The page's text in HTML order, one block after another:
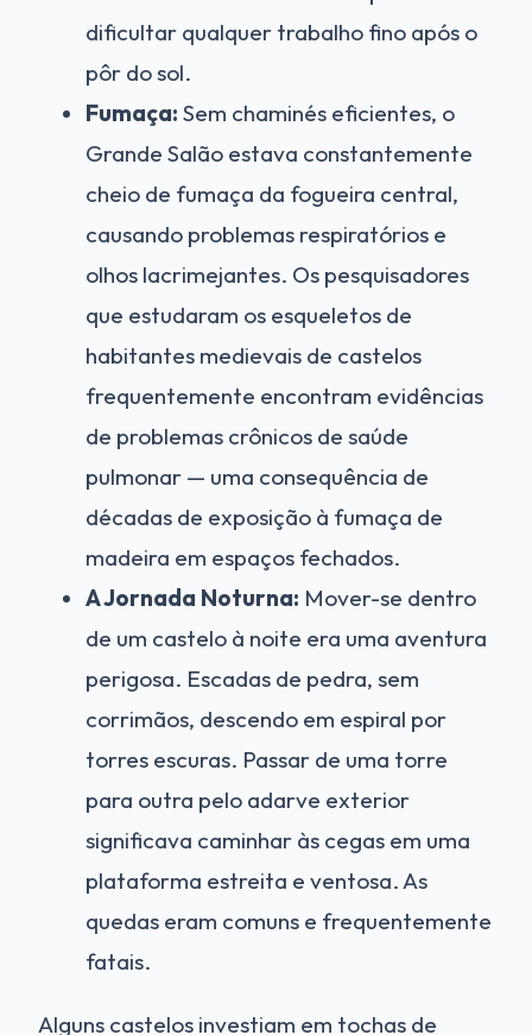
dificultar qualquer trabalho fino após o
pôr do sol.
Fumaça: Sem chaminés eficientes, o
Grande Salão estava constantemente
cheio de fumaça da fogueira central,
causando problemas respiratórios e
olhos lacrimejantes. Os pesquisadores
que estudaram os esqueletos de
habitantes medievais de castelos
frequentemente encontram evidências
de problemas crônicos de saúde
pulmonar — uma consequência de
décadas de exposição à fumaça de
madeira em espaços fechados.
A Jornada Noturna: Mover-se dentro
de um castelo à noite era uma aventura
perigosa. Escadas de pedra, sem
corrimãos, descendo em espiral por
torres escuras. Passar de uma torre
para outra pelo adarve exterior
significava caminhar às cegas em uma
plataforma estreita e ventosa. As
quedas eram comuns e frequentemente
fatais.
Alguns castelos investiam em tochas de